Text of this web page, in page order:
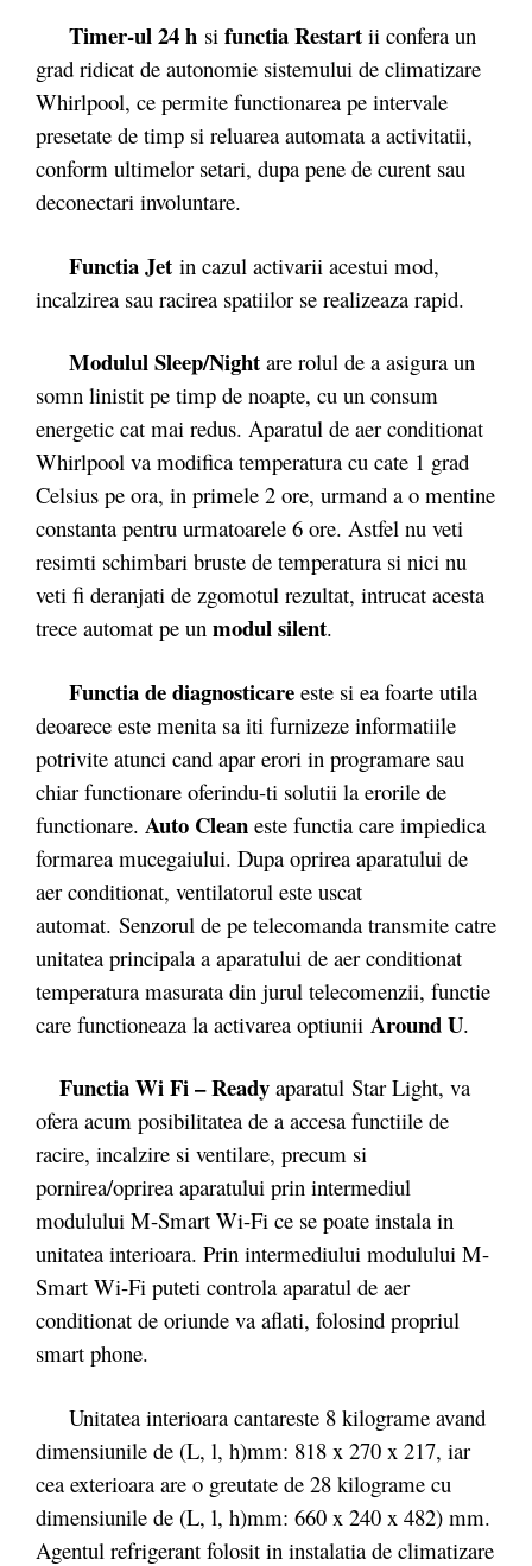
Timer-ul 24 h si functia Restart ii confera un
grad ridicat de autonomie sistemului de climatizare
Whirlpool, ce permite functionarea pe intervale
presetate de timp si reluarea automata a activitatii,
conform ultimelor setari, dupa pene de curent sau
deconectari involuntare.
Functia Jet in cazul activarii acestui mod,
incalzirea sau racirea spatiilor se realizeaza rapid.
Modulul Sleep/Night are rolul de a asigura un
somn linistit pe timp de noapte, cu un consum
energetic cat mai redus. Aparatul de aer conditionat
Whirlpool va modifica temperatura cu cate 1 grad
Celsius pe ora, in primele 2 ore, urmand a o mentine
constanta pentru urmatoarele 6 ore. Astfel nu veti
resimti schimbari bruste de temperatura si nici nu
veti fi deranjati de zgomotul rezultat, intrucat acesta
trece automat pe un modul silent.
Functia de diagnosticare este si ea foarte utila
deoarece este menita sa iti furnizeze informatiile
potrivite atunci cand apar erori in programare sau
chiar functionare oferindu-ti solutii la erorile de
functionare. Auto Clean este functia care impiedica
formarea mucegaiului. Dupa oprirea aparatului de
aer conditionat, ventilatorul este uscat
automat. Senzorul de pe telecomanda transmite catre
unitatea principala a aparatului de aer conditionat
temperatura masurata din jurul telecomenzii, functie
care functioneaza la activarea optiunii Around U.
Functia Wi Fi – Ready aparatul Star Light, va
ofera acum posibilitatea de a accesa functiile de
racire, incalzire si ventilare, precum si
pornirea/oprirea aparatului prin intermediul
modulului M-Smart Wi-Fi ce se poate instala in
unitatea interioara. Prin intermediului modulului M-
Smart Wi-Fi puteti controla aparatul de aer
conditionat de oriunde va aflati, folosind propriul
smart phone.
Unitatea interioara cantareste 8 kilograme avand
dimensiunile de (L, l, h)mm: 818 x 270 x 217, iar
cea exterioara are o greutate de 28 kilograme cu
dimensiunile de (L, l, h)mm: 660 x 240 x 482) mm.
Agentul refrigerant folosit in instalatia de climatizare